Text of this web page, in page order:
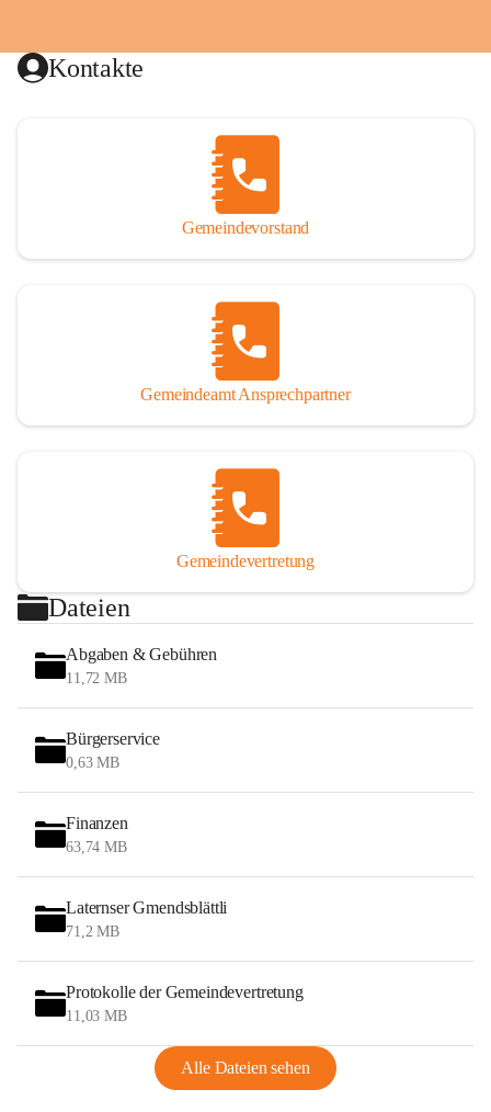
Kontakte
Gemeindevorstand
Gemeindeamt Ansprechpartner
Gemeindevertretung
Dateien
Abgaben & Gebühren
11,72 MB
Bürgerservice
0,63 MB
Finanzen
63,74 MB
Laternser Gmendsblättli
71,2 MB
Protokolle der Gemeindevertretung
11,03 MB
Alle Dateien sehen